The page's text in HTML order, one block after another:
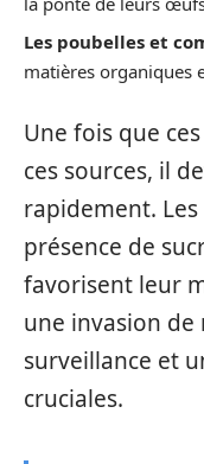
Les poubelles et
matières organiques
Une fois que
ces sources, il
rapidement.
présence de
favorisent leur
une invasion
surveillance et
cruciales.